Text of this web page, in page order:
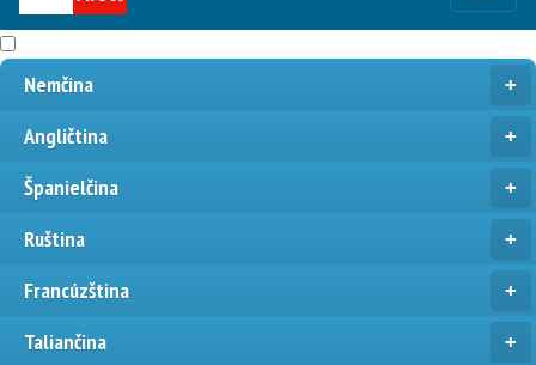
Nemčina
Angličtina
Španielčina
Ruština
Francúzština
Taliančina